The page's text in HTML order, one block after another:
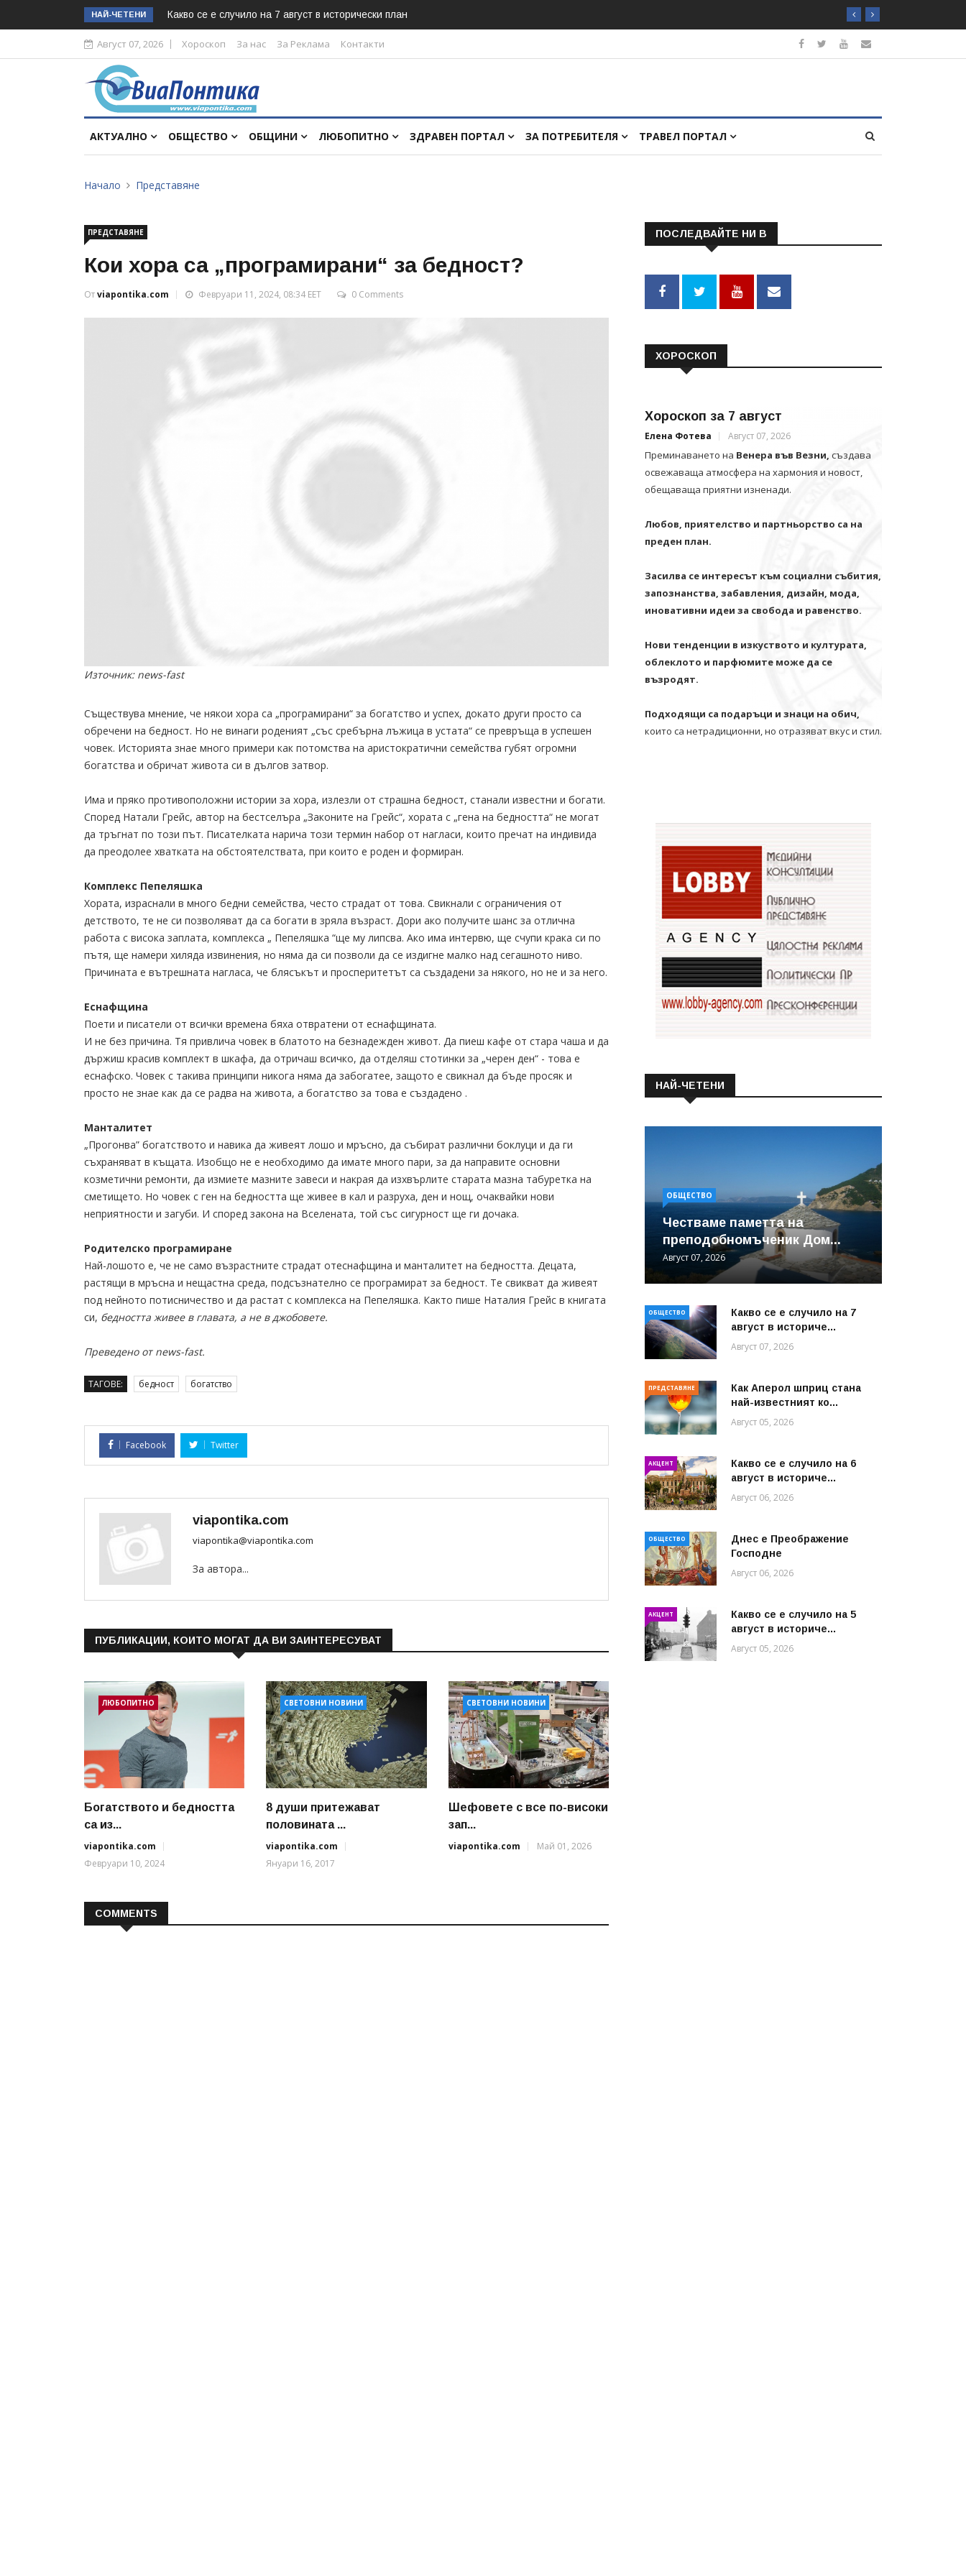
НАЙ-ЧЕТЕНИ Какво се е случило на 7 август в исторически план
Август 07, 2026 Хороскоп За нас За Реклама Контакти
АКТУАЛНО ОБЩЕСТВО ОБЩИНИ ЛЮБОПИТНО ЗДРАВЕН ПОРТАЛ ЗА ПОТРЕБИТЕЛЯ ТРАВЕЛ ПОРТАЛ
Начало Представяне
ПРЕДСТАВЯНЕ
Кои хора са „програмирани“ за бедност?
Отviapontika.com Февруари 11, 2024, 08:34 EET 0 Comments
Източник: news-fast
Съществува мнение, че някои хора са „програмирани“ за богатство и успех, докато други просто са
обречени на бедност. Но не винаги роденият „със сребърна лъжица в устата“ се превръща в успешен
човек. Историята знае много примери как потомства на аристократични семейства губят огромни
богатства и обричат живота си в дългов затвор.
Има и пряко противоположни истории за хора, излезли от страшна бедност, станали известни и богати.
Според Натали Грейс, автор на бестселъра „Законите на Грейс“, хората с „гена на бедността“ не могат
да тръгнат по този път. Писателката нарича този термин набор от нагласи, които пречат на индивида
да преодолее хватката на обстоятелствата, при които е роден и формиран.
Комплекс Пепеляшка
Хората, израснали в много бедни семейства, често страдат от това. Свикнали с ограничения от
детството, те не си позволяват да са богати в зряла възраст. Дори ако получите шанс за отлична
работа с висока заплата, комплекса „ Пепеляшка “ще му липсва. Ако има интервю, ще счупи крака си по
пътя, ще намери хиляда извинения, но няма да си позволи да се издигне малко над сегашното ниво.
Причината е вътрешната нагласа, че блясъкът и просперитетът са създадени за някого, но не и за него.
Еснафщина
Поети и писатели от всички времена бяха отвратени от еснафщината.
И не без причина. Тя привлича човек в блатото на безнадежден живот. Да пиеш кафе от стара чаша и да
държиш красив комплект в шкафа, да отричаш всичко, да отделяш стотинки за „черен ден“ - това е
еснафско. Човек с такива принципи никога няма да забогатее, защото е свикнал да бъде просяк и
просто не знае как да се радва на живота, а богатство за това е създадено .
Манталитет
„Прогонва” богатството и навика да живеят лошо и мръсно, да събират различни боклуци и да ги
съхраняват в къщата. Изобщо не е необходимо да имате много пари, за да направите основни
козметични ремонти, да измиете мазните завеси и накрая да изхвърлите старата мазна табуретка на
сметището. Но човек с ген на бедността ще живее в кал и разруха, ден и нощ, очаквайки нови
неприятности и загуби. И според закона на Вселената, той със сигурност ще ги дочака.
Родителско програмиране
Най-лошото е, че не само възрастните страдат отеснафщина и манталитет на бедността. Децата,
растящи в мръсна и нещастна среда, подсъзнателно се програмират за бедност. Те свикват да живеят
под нейното потисничество и да растат с комплекса на Пепеляшка. Както пише Наталия Грейс в книгата
си, бедността живее в главата, а не в джобовете.
Преведено от news-fast.
ТАГОВЕ: бедност богатство
Facebook Twitter
viapontika.com
viapontika@viapontika.com
За автора...
ПУБЛИКАЦИИ, КОИТО МОГАТ ДА ВИ ЗАИНТЕРЕСУВАТ
ЛЮБОПИТНО
Богатството и бедността
са из...
viapontika.com
Февруари 10, 2024
СВЕТОВНИ НОВИНИ
8 души притежават
половината ...
viapontika.com
Януари 16, 2017
СВЕТОВНИ НОВИНИ
Шефовете с все по-високи
зап...
viapontika.com
Май 01, 2026
COMMENTS
ПОСЛЕДВАЙТЕ НИ В
ХОРОСКОП
Хороскоп за 7 август
Елена Фотева Август 07, 2026
Преминаването на Венера във Везни, създава
освежаваща атмосфера на хармония и новост,
обещаваща приятни изненади.
Любов, приятелство и партньорство са на
преден план.
Засилва се интересът към социални събития,
запознанства, забавления, дизайн, мода,
иновативни идеи за свобода и равенство.
Нови тенденции в изкуството и културата,
облеклото и парфюмите може да се
възродят.
Подходящи са подаръци и знаци на обич,
които са нетрадиционни, но отразяват вкус и стил.
НАЙ-ЧЕТЕНИ
ОБЩЕСТВО
Честваме паметта на
преподобномъченик Дом...
Август 07, 2026
ОБЩЕСТВО
Какво се е случило на 7
август в историче...
Август 07, 2026
ПРЕДСТАВЯНЕ
Как Аперол шприц стана
най-известният ко...
Август 05, 2026
АКЦЕНТ
Какво се е случило на 6
август в историче...
Август 06, 2026
ОБЩЕСТВО
Днес е Преображение
Господне
Август 06, 2026
АКЦЕНТ
Какво се е случило на 5
август в историче...
Август 05, 2026